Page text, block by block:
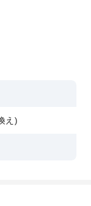
え)